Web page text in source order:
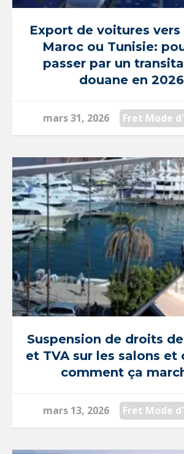
Export de voitures vers
Maroc ou Tunisie:
passer par un
douane en 2026
mars 31, 2026 Fret Mode
Suspension de droits
et TVA sur les salons et
comment ça
mars 13, 2026 Fret Mode